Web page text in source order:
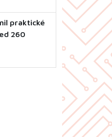
praktické
260